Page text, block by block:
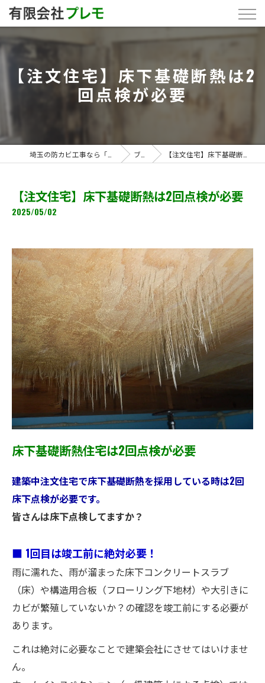
【注文住宅】床下基礎断熱は2
回点検が必要
ブログ 【注文住宅】床下基礎断熱は2回点検が必要
【注文住宅】床下基礎断熱は2回点検が必要
2025/05/02
床下基礎断熱住宅は2回点検が必要
建築中注文住宅で床下基礎断熱を採用している時は2回
床下点検が必要です。
皆さんは床下点検してますか？
■ 1回目は竣工前に絶対必要！
雨に濡れた、雨が溜まった床下コンクリートスラブ
（床）や構造用合板（フローリング下地材）や大引きに
カビが繁殖していないか？の確認を竣工前にする必要が
あります。
これは絶対に必要なことで建築会社にさせてはいけませ
ん。